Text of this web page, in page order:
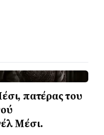
πατέρας του
Μέσι.